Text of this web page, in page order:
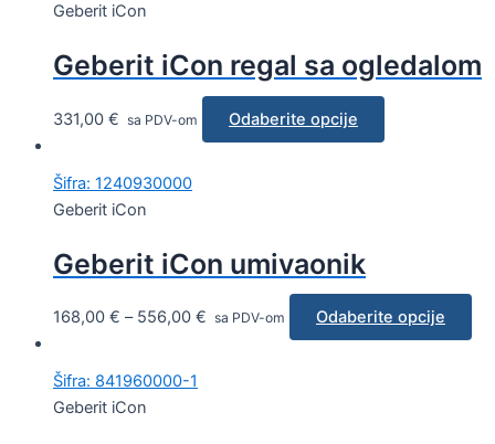
Geberit iCon
Geberit iCon regal sa ogledalom
331,00 € sa PDV-om Odaberite opcije
Šifra: 1240930000
Geberit iCon
Geberit iCon umivaonik
168,00 € – 556,00 € sa PDV-om Odaberite opcije
Šifra: 841960000-1
Geberit iCon